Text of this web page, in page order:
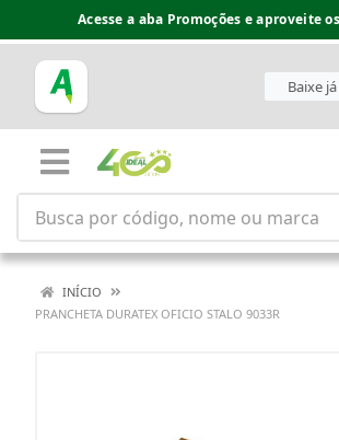
Acesse a aba Promoções e aproveite
Baixe
INÍCIO
PRANCHETA DURATEX OFICIO STALO 9033R